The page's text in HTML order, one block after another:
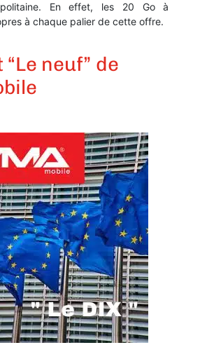
En effet, les 20 Go à
à chaque palier de cette offre.
neuf” de